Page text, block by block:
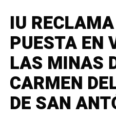
IU
PUESTA EN
LAS MINAS
CARMEN
DE SAN